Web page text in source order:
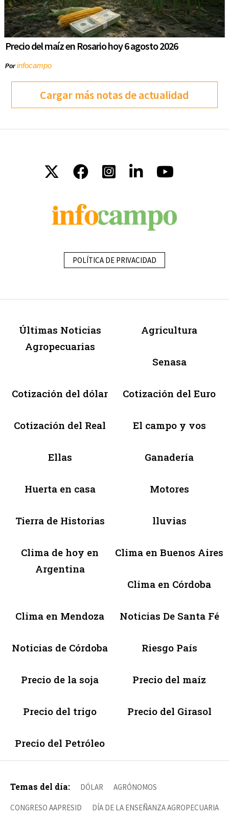
Precio del maíz en Rosario hoy 6 agosto 2026
Porinfocampo
Cargar más notas de actualidad
POLÍTICA DE PRIVACIDAD
Últimas Noticias
Agropecuarias
Agricultura
Senasa
Cotización del dólar Cotización del Euro
Cotización del Real El campo y vos
Ellas Ganadería
Huerta en casa Motores
Tierra de Historias lluvias
Clima de hoy en
Argentina
Clima en Buenos Aires
Clima en Córdoba
Clima en Mendoza Noticias De Santa Fé
Noticias de Córdoba Riesgo País
Precio de la soja Precio del maíz
Precio del trigo Precio del Girasol
Precio del Petróleo
Temas del día: DÓLAR AGRÓNOMOS
CONGRESO AAPRESID DÍA DE LA ENSEÑANZA AGROPECUARIA